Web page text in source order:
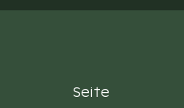
Seite